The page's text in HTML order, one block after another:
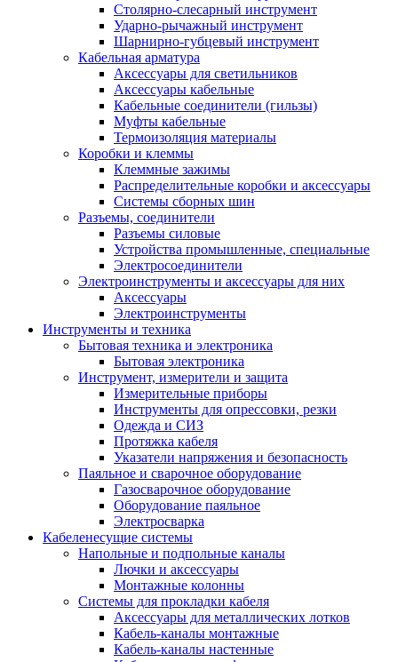
Столярно-слесарный инструмент
Ударно-рычажный инструмент
Шарнирно-губцевый инструмент
Кабельная арматура
Аксессуары для светильников
Аксессуары кабельные
Кабельные соединители (гильзы)
Муфты кабельные
Термоизоляция материалы
Коробки и клеммы
Клеммные зажимы
Распределительные коробки и аксессуары
Системы сборных шин
Разъемы, соединители
Разъемы силовые
Устройства промышленные, специальные
Электросоединители
Электроинструменты и аксессуары для них
Аксессуары
Электроинструменты
Инструменты и техника
Бытовая техника и электроника
Бытовая электроника
Инструмент, измерители и защита
Измерительные приборы
Инструменты для опрессовки, резки
Одежда и СИЗ
Протяжка кабеля
Указатели напряжения и безопасность
Паяльное и сварочное оборудование
Газосварочное оборудование
Оборудование паяльное
Электросварка
Кабеленесущие системы
Напольные и подпольные каналы
Лючки и аксессуары
Монтажные колонны
Системы для прокладки кабеля
Аксессуары для металлических лотков
Кабель-каналы монтажные
Кабель-каналы настенные